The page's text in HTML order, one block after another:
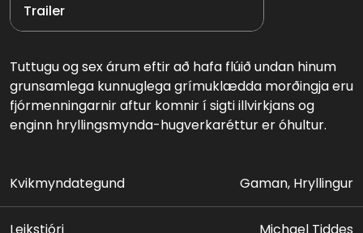
Trailer
Tuttugu og sex árum eftir að hafa flúið undan hinum
grunsamlega kunnuglega grímuklædda morðingja eru
fjórmenningarnir aftur komnir í sigti illvirkjans og
enginn hryllingsmynda-hugverkaréttur er óhultur.
Kvikmyndategund Gaman, Hryllingur
Leikstjóri Michael Tiddes